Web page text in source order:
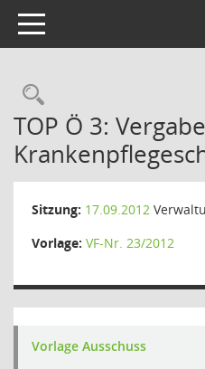
Toggle navigation
TOP Ö 3:
Sitzung: 17.09.2012
Vorlage: VF-Nr. 23/2012
Vorlage Ausschuss